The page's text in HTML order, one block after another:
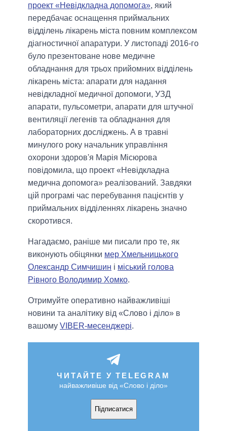
проект «Невідкладна допомога», який
передбачає оснащення приймальних
відділень лікарень міста повним комплексом
діагностичної апаратури. У листопаді 2016-го
було презентоване нове медичне
обладнання для трьох прийомних відділень
лікарень міста: апарати для надання
невідкладної медичної допомоги, УЗД
апарати, пульсометри, апарати для штучної
вентиляції легенів та обладнання для
лабораторних досліджень. А в травні
минулого року начальник управління
охорони здоров'я Марія Місюрова
повідомила, що проект «Невідкладна
медична допомога» реалізований. Завдяки
цій програмі час перебування пацієнтів у
приймальних відділеннях лікарень значно
скоротився.
Нагадаємо, раніше ми писали про те, як
виконують обіцянки мер Хмельницького
Олександр Симчишин і міський голова
Рівного Володимир Хомко.
Отримуйте оперативно найважливіші
новини та аналітику від «Слово і діло» в
вашому VIBER-месенджері.
ЧИТАЙТЕ У TELEGRAM
найважливіше від «Слово і діло»
Підписатися